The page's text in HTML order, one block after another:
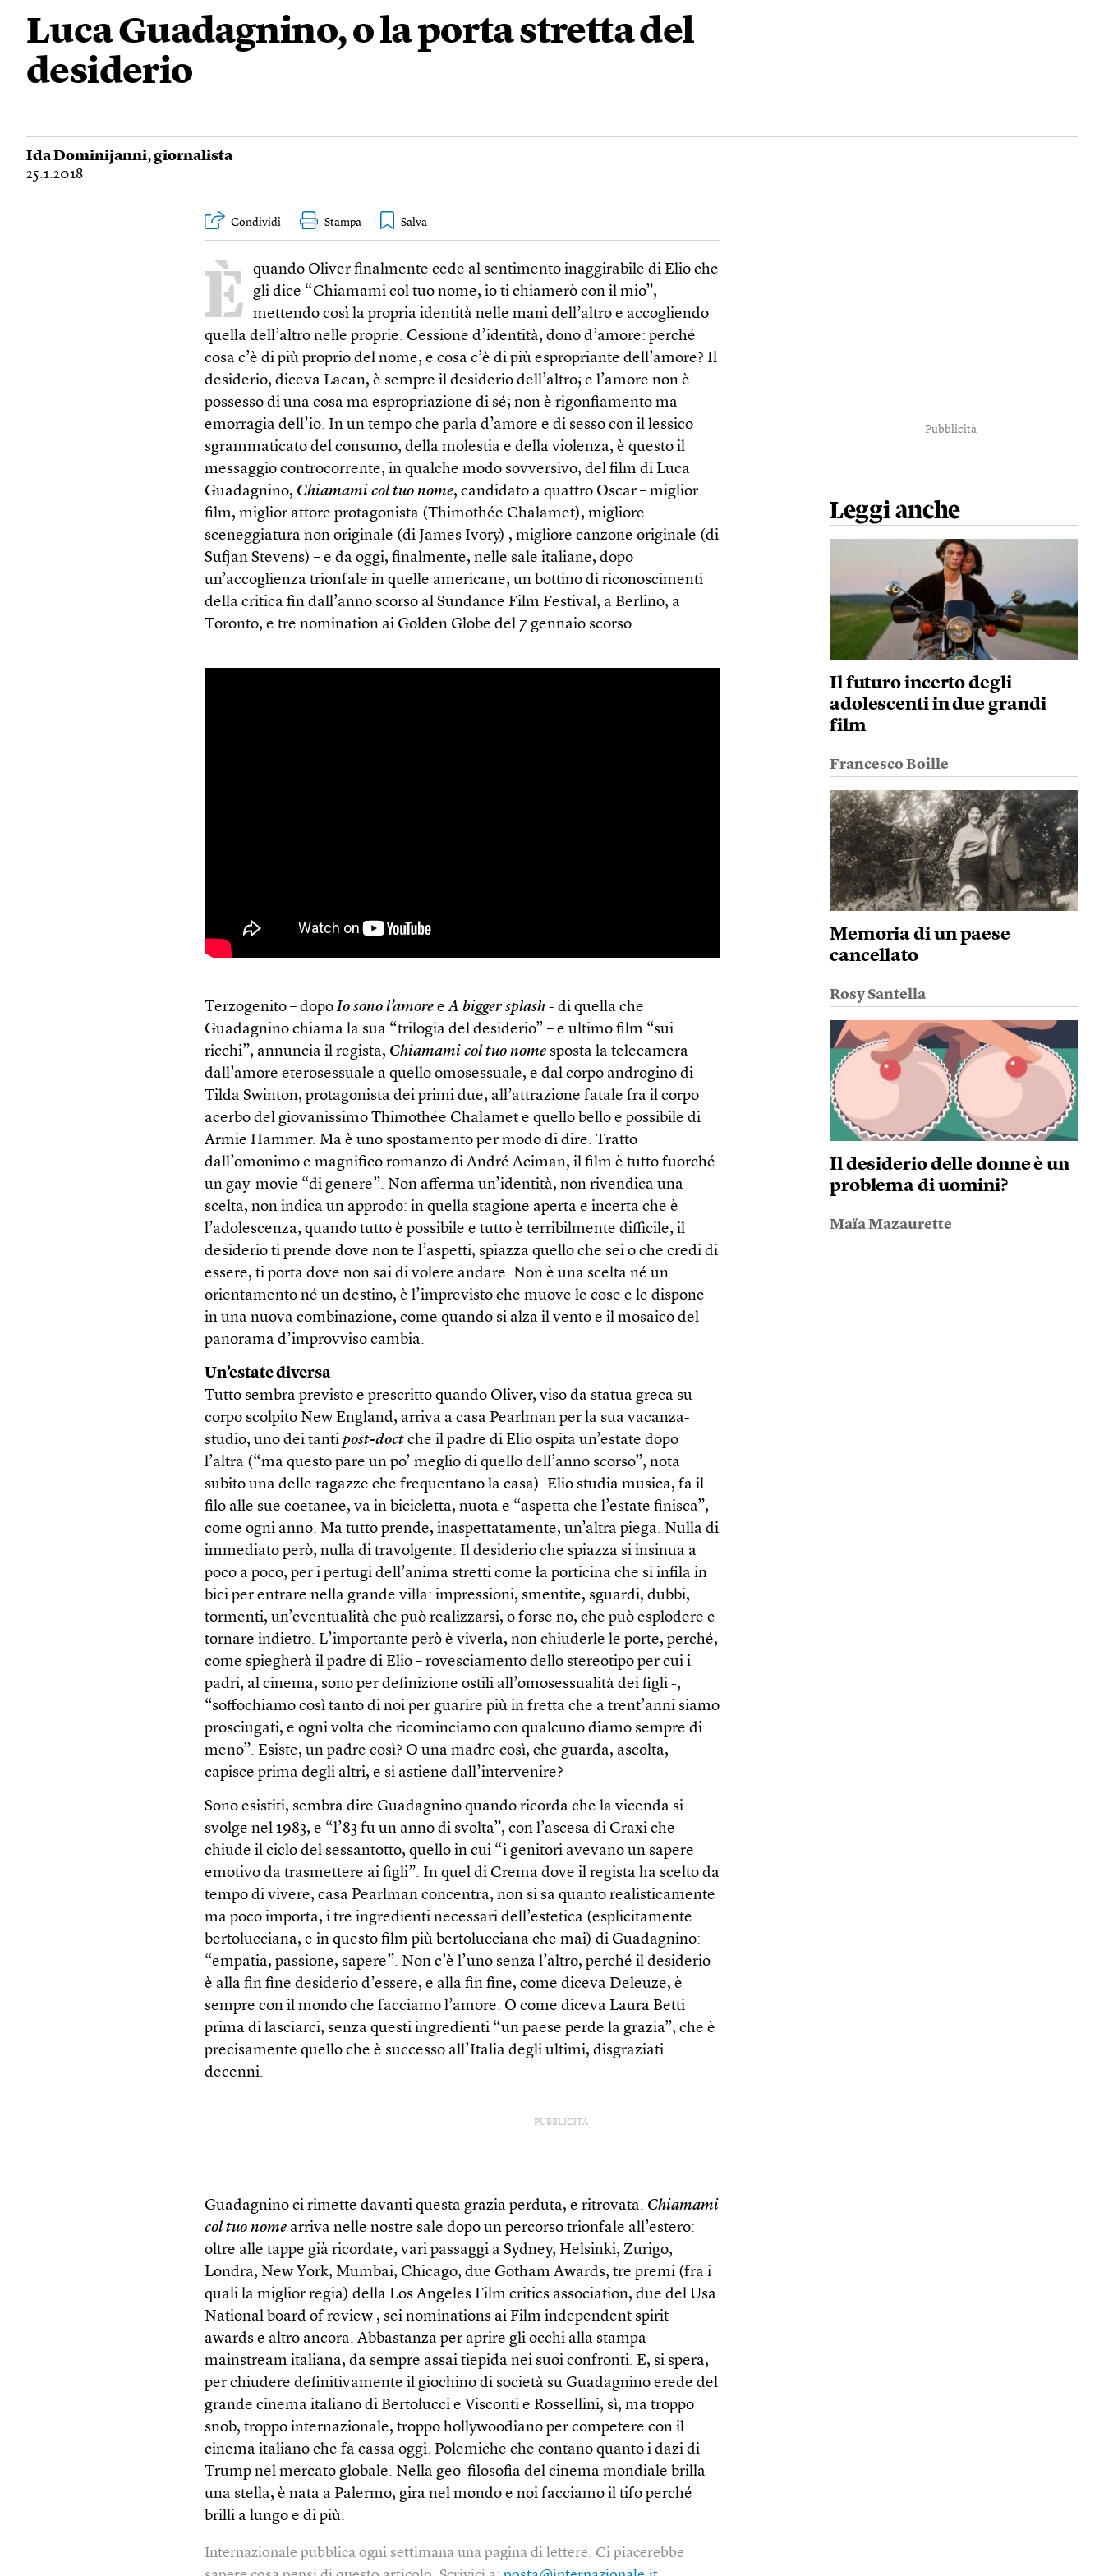
Luca Guadagnino, o la porta stretta del
desiderio
Ida Dominijanni, giornalista
25.1.2018
Condividi Stampa
È
quando Oliver finalmente cede al sentimento inaggirabile di Elio che
gli dice “Chiamami col tuo nome, io ti chiamerò con il mio”,
mettendo così la propria identità nelle mani dell’altro e accogliendo
quella dell’altro nelle proprie. Cessione d’identità, dono d’amore: perché
cosa c’è di più proprio del nome, e cosa c’è di più espropriante dell’amore? Il
desiderio, diceva Lacan, è sempre il desiderio dell’altro; e l’amore non è
possesso di una cosa ma espropriazione di sé; non è rigonfiamento ma
emorragia dell’io. In un tempo che parla d’amore e di sesso con il lessico
sgrammaticato del consumo, della molestia e della violenza, è questo il
messaggio controcorrente, in qualche modo sovversivo, del film di Luca
Guadagnino, Chiamami col tuo nome, candidato a quattro Oscar – miglior
film, miglior attore protagonista (Thimothée Chalamet), migliore
sceneggiatura non originale (di James Ivory) , migliore canzone originale (di
Sufjan Stevens) – e da oggi, finalmente, nelle sale italiane, dopo
un’accoglienza trionfale in quelle americane, un bottino di riconoscimenti
della critica fin dall’anno scorso al Sundance Film Festival, a Berlino, a
Toronto, e tre nomination ai Golden Globe del 7 gennaio scorso.
Terzogenito – dopoIo sono l’amore eA bigger splash - di quella che
Guadagnino chiama la sua “trilogia del desiderio” – e ultimo film “sui
ricchi”, annuncia il regista, Chiamami col tuo nome sposta la telecamera
dall’amore eterosessuale a quello omosessuale, e dal corpo androgino di
Tilda Swinton, protagonista dei primi due, all’attrazione fatale fra il corpo
acerbo del giovanissimo Thimothée Chalamet e quello bello e possibile di
Armie Hammer. Ma è uno spostamento per modo di dire. Tratto
dall’omonimo e magnifico romanzo di André Aciman, il film è tutto fuorché
un gay-movie “di genere”. Non afferma un’identità, non rivendica una
scelta, non indica un approdo: in quella stagione aperta e incerta che è
l’adolescenza, quando tutto è possibile e tutto è terribilmente difficile, il
desiderio ti prende dove non te l’aspetti, spiazza quello che sei o che credi di
essere, ti porta dove non sai di volere andare. Non è una scelta né un
orientamento né un destino, è l’imprevisto che muove le cose e le dispone
in una nuova combinazione, come quando si alza il vento e il mosaico del
panorama d’improvviso cambia.
Un’estate diversa
Tutto sembra previsto e prescritto quando Oliver, viso da statua greca su
corpo scolpito New England, arriva a casa Pearlman per la sua vacanza-
studio, uno dei tantipost-doct che il padre di Elio ospita un’estate dopo
l’altra (“ma questo pare un po’ meglio di quello dell’anno scorso”, nota
subito una delle ragazze che frequentano la casa). Elio studia musica, fa il
filo alle sue coetanee, va in bicicletta, nuota e “aspetta che l’estate finisca”,
come ogni anno. Ma tutto prende, inaspettatamente, un’altra piega. Nulla di
immediato però, nulla di travolgente. Il desiderio che spiazza si insinua a
poco a poco, per i pertugi dell’anima stretti come la porticina che si infila in
bici per entrare nella grande villa: impressioni, smentite, sguardi, dubbi,
tormenti, un’eventualità che può realizzarsi, o forse no, che può esplodere e
tornare indietro. L’importante però è viverla, non chiuderle le porte, perché,
come spiegherà il padre di Elio – rovesciamento dello stereotipo per cui i
padri, al cinema, sono per definizione ostili all’omosessualità dei figli -,
“soffochiamo così tanto di noi per guarire più in fretta che a trent’anni siamo
prosciugati, e ogni volta che ricominciamo con qualcuno diamo sempre di
meno”. Esiste, un padre così? O una madre così, che guarda, ascolta,
capisce prima degli altri, e si astiene dall’intervenire?
Sono esistiti, sembra dire Guadagnino quando ricorda che la vicenda si
svolge nel 1983, e “l’83 fu un anno di svolta”, con l’ascesa di Craxi che
chiude il ciclo del sessantotto, quello in cui “i genitori avevano un sapere
emotivo da trasmettere ai figli”. In quel di Crema dove il regista ha scelto da
tempo di vivere, casa Pearlman concentra, non si sa quanto realisticamente
ma poco importa, i tre ingredienti necessari dell’estetica (esplicitamente
bertolucciana, e in questo film più bertolucciana che mai) di Guadagnino:
“empatia, passione, sapere”. Non c’è l’uno senza l’altro, perché il desiderio
è alla fin fine desiderio d’essere, e alla fin fine, come diceva Deleuze, è
sempre con il mondo che facciamo l’amore. O come diceva Laura Betti
prima di lasciarci, senza questi ingredienti “un paese perde la grazia”, che è
precisamente quello che è successo all’Italia degli ultimi, disgraziati
decenni.
PUBBLICITÀ
Guadagnino ci rimette davanti questa grazia perduta, e ritrovata. Chiamami
col tuo nome arriva nelle nostre sale dopo un percorso trionfale all’estero:
oltre alle tappe già ricordate, vari passaggi a Sydney, Helsinki, Zurigo,
Londra, New York, Mumbai, Chicago, due Gotham Awards, tre premi (fra i
quali la miglior regia) della Los Angeles Film critics association, due del Usa
National board of review , sei nominations ai Film independent spirit
awards e altro ancora. Abbastanza per aprire gli occhi alla stampa
mainstream italiana, da sempre assai tiepida nei suoi confronti. E, si spera,
per chiudere definitivamente il giochino di società su Guadagnino erede del
grande cinema italiano di Bertolucci e Visconti e Rossellini, sì, ma troppo
snob, troppo internazionale, troppo hollywoodiano per competere con il
cinema italiano che fa cassa oggi. Polemiche che contano quanto i dazi di
Trump nel mercato globale. Nella geo-filosofia del cinema mondiale brilla
una stella, è nata a Palermo, gira nel mondo e noi facciamo il tifo perché
brilli a lungo e di più.
Internazionale pubblica ogni settimana una pagina di lettere. Ci piacerebbe
Pubblicità
Leggi anche
Il futuro incerto degli
adolescenti in due grandi
film
Francesco Boille
Memoria di un paese
cancellato
Rosy Santella
Il desiderio delle donne è un
problema di uomini?
Maïa Mazaurette